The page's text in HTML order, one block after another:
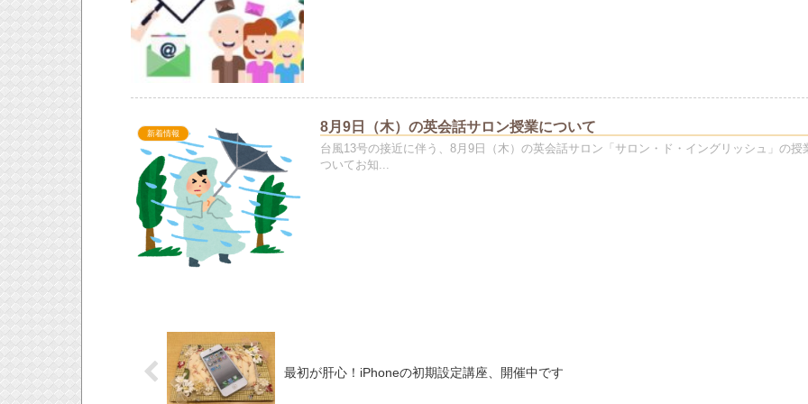
新着情報 8月9日（木）の英会話サロン授業について
台風13号の接近に伴う、8月9日（木）の英会話サロン「サロン・ド・イングリッシュ」の授
ついてお知...
最初が肝心！iPhoneの初期設定講座、開催中です